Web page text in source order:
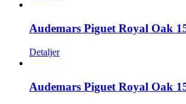
Audemars Piguet Royal Oak
Detaljer
Audemars Piguet Royal Oak